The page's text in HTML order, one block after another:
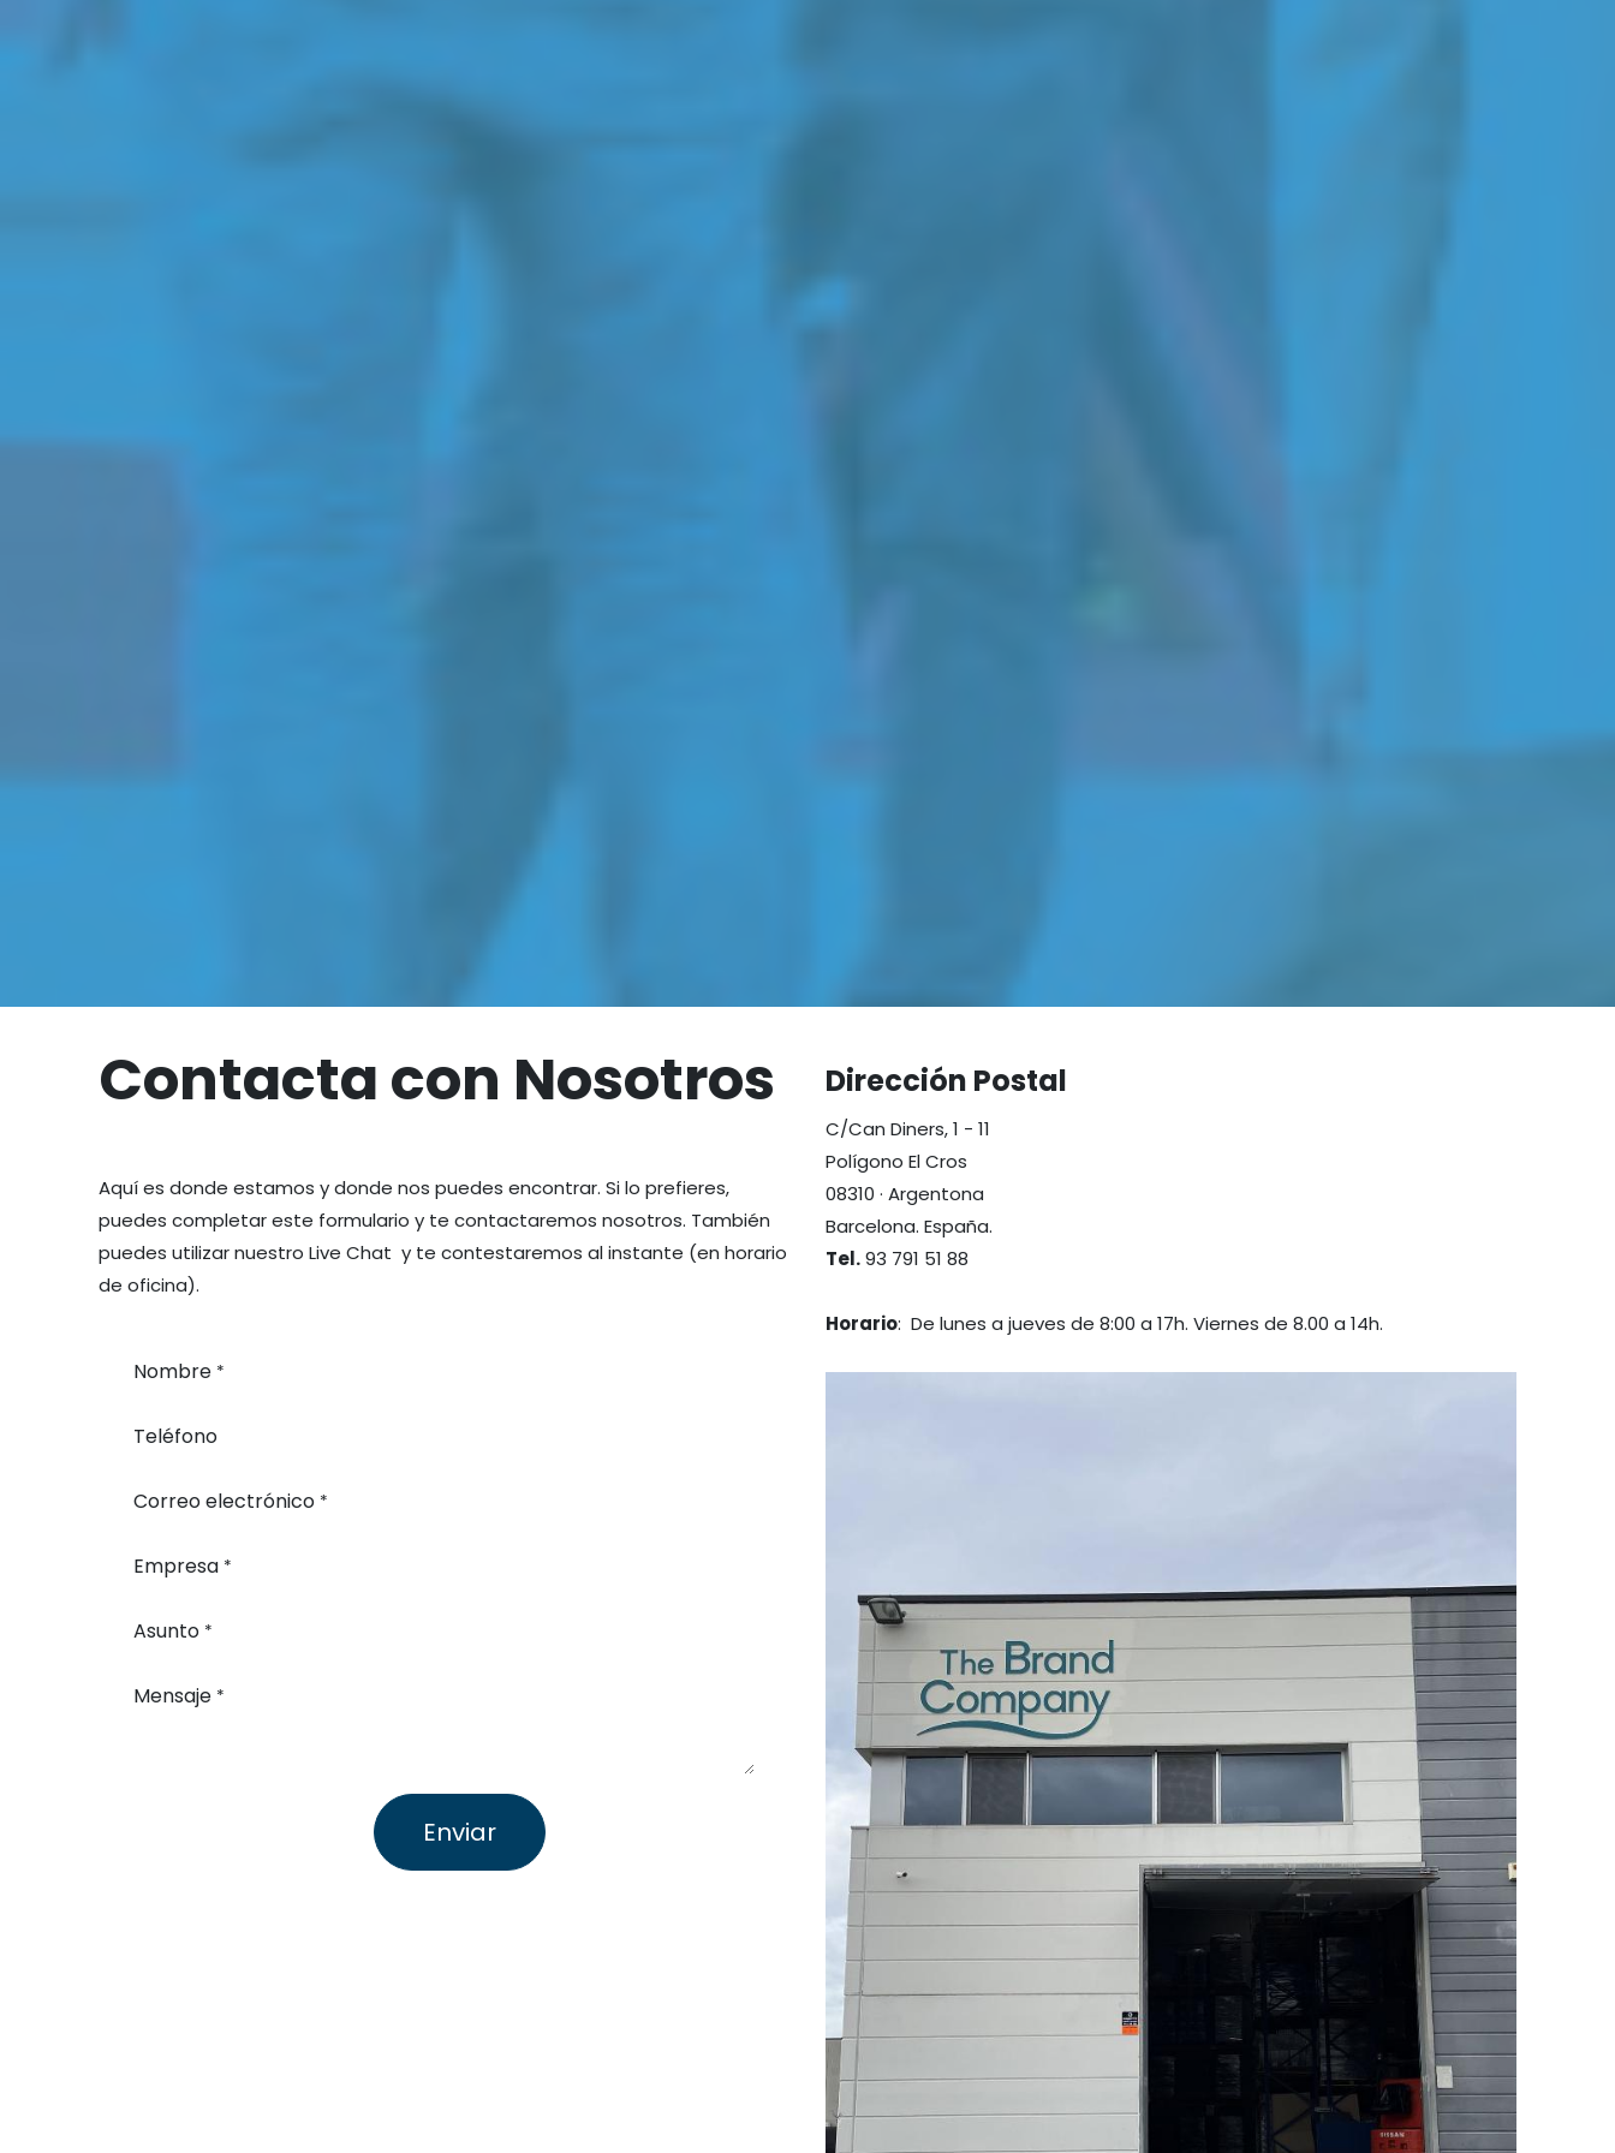
Contacta con Nosotros
Aquí es donde estamos y donde nos puedes encontrar. Si lo prefieres,
puedes completar este formulario y te contactaremos nosotros. También
puedes utilizarnuestro Live Chat y te contestaremos al instante (en horario
de oficina).
Nombre *
Teléfono
Correo electrónico *
Empresa *
Asunto *
Mensaje *
Enviar
Dirección Postal
C/Can Diners, 1 - 11
Polígono El Cros
08310 · Argentona
Barcelona. España.
Tel.93 791 51 88
Horario: De lunes a jueves de 8:00 a 17h. Viernes de 8.00 a 14h.